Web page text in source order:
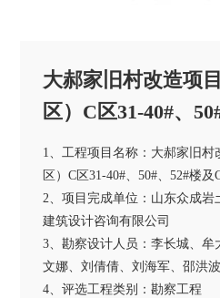
大郝家旧村改造项
区）C区31-40#、
1、工程项目名称：大郝家旧
区）C区31-40#、50#、52#楼及
2、项目完成单位：山东众成岩
建筑设计咨询有限公司
3、勘察设计人员：李长城、
文娜、刘倩倩、刘海军、邵洪
4、评选工程类别：勘察工程